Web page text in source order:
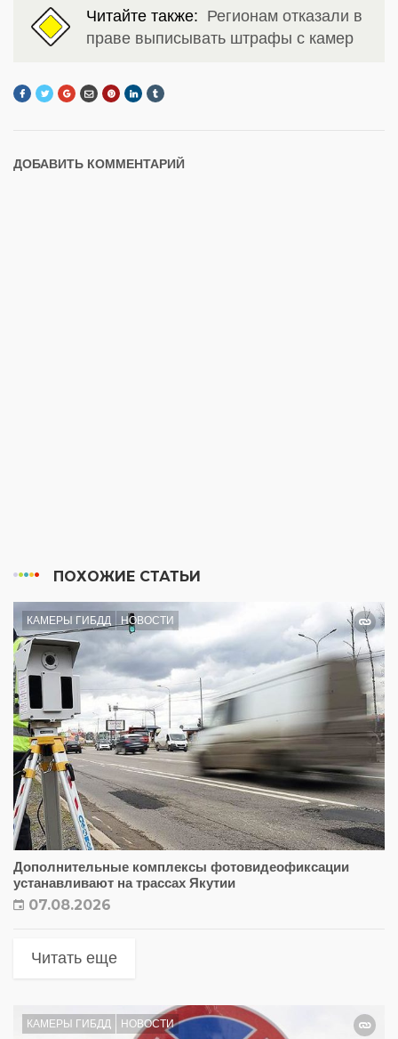
Читайте также: Регионам отказали в
праве выписывать штрафы с камер
ДОБАВИТЬ КОММЕНТАРИЙ
ПОХОЖИЕ СТАТЬИ
КАМЕРЫ ГИБДД НОВОСТИ
Дополнительные комплексы фотовидеофиксации
устанавливают на трассах Якутии
07.08.2026
Читать еще
КАМЕРЫ ГИБДД НОВОСТИ